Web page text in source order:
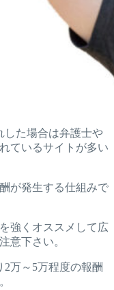
した場合は弁護士や
ているサイトが多い
が発生する仕組みで
強くオススメして広
意下さい。
万～5万程度の報酬